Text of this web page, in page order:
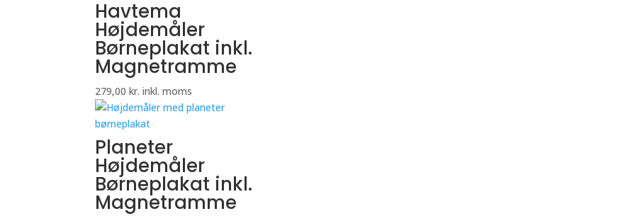
Havtema
Højdemåler
Børneplakat inkl.
Magnetramme
279,00kr. inkl. moms
Planeter
Højdemåler
Børneplakat inkl.
Magnetramme